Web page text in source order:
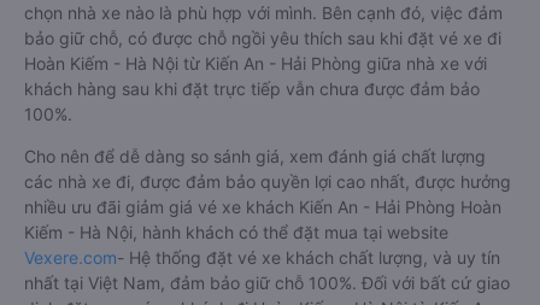
chọn nhà xe nào là phù hợp với mình. Bên cạnh đó, việc đảm
bảo giữ chỗ, có được chỗ ngồi yêu thích sau khi đặt vé xe đi
Hoàn Kiếm - Hà Nội từ Kiến An - Hải Phòng giữa nhà xe với
khách hàng sau khi đặt trực tiếp vẫn chưa được đảm bảo
100%.
Cho nên để dễ dàng so sánh giá, xem đánh giá chất lượng
các nhà xe đi, được đảm bảo quyền lợi cao nhất, được hưởng
nhiều ưu đãi giảm giá vé xe khách Kiến An - Hải Phòng Hoàn
Kiếm - Hà Nội, hành khách có thể đặt mua tại website
Vexere.com- Hệ thống đặt vé xe khách chất lượng, và uy tín
nhất tại Việt Nam, đảm bảo giữ chỗ 100%. Đối với bất cứ giao